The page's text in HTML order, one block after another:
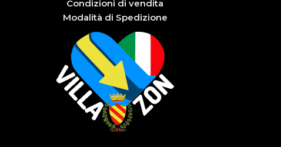
Condizioni di vendita
Modalità di Spedizione